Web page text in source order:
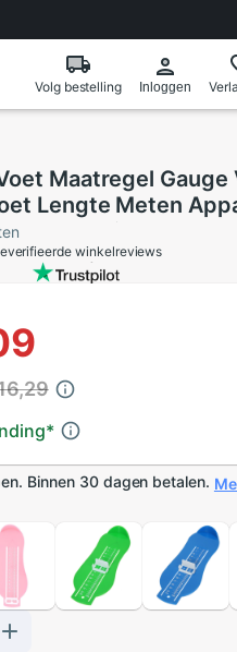
Volg bestelling Inloggen
Maatregel
Lengte Meten
0-8Ywinkelreviews
*
Binnen 30 dagen betalen.